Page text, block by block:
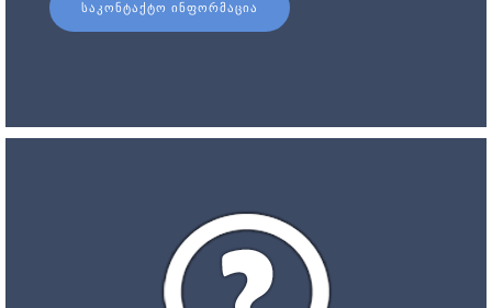
ᲡᲐᲙᲝᲜᲢᲐᲥᲢᲝ ᲘᲜᲤᲝᲠᲛᲐᲪᲘᲐ